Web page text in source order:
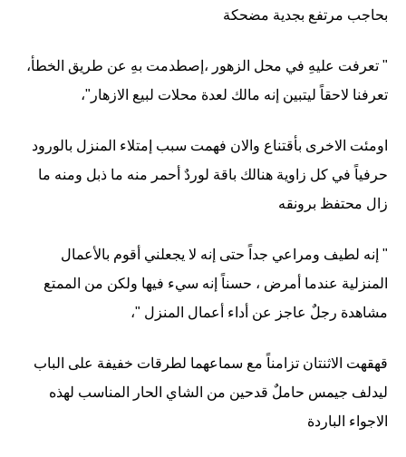
بحاجب مرتفع بجدية مضحكة
" تعرفت عليهِ في محل الزهور ،إصطدمت بهِ عن طريق الخطأ،
تعرفنا لاحقاً ليتبين إنه مالك لعدة محلات لبيع الازهار"،
اومئت الاخرى بأقتناع والان فهمت سبب إمتلاء المنزل بالورود
حرفياً في كل زاوية هنالك باقة لوردٌ أحمر منه ما ذبل ومنه ما
زال محتفظ برونقه
" إنه لطيف ومراعي جداً حتى إنه لا يجعلني أقوم بالأعمال
المنزلية عندما أمرض ، حسناً إنه سيء فيها ولكن من الممتع
مشاهدة رجلٌ عاجز عن أداء أعمال المنزل "،
قهقهت الاثنتان تزامناً مع سماعهما لطرقات خفيفة على الباب
ليدلف جيمس حاملٌ قدحين من الشاي الحار المناسب لهذه
الاجواء الباردة